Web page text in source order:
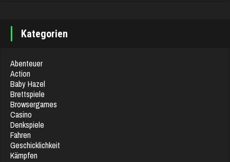
Kategorien
Abenteuer
Action
Baby Hazel
Brettspiele
Browsergames
Casino
Denkspiele
Fahren
Geschicklichkeit
Kämpfen